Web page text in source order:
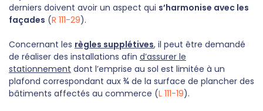
derniers doivent avoir un aspect qui s’harmonise avec les
façades (R 111-29).
Concernant les règles supplétives, il peut être demandé
de réaliser des installations afin d’assurer le
stationnement dont l’emprise au sol est limitée à un
plafond correspondant aux ¾ de la surface de plancher des
bâtiments affectés au commerce (L 111-19).